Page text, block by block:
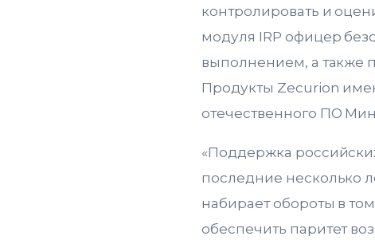
контролировать и
модуля IRP офицер
выполнением, а также
Продукты Zecurion
отечественного ПО
«Поддержка
последние несколько
набирает обороты в
обеспечить паритет